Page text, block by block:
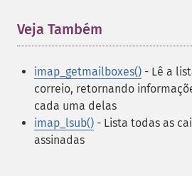
Veja Também
imap_getmailboxes() - Lê a
correio, retornando
cada uma delas
imap_lsub() - Lista todas as
assinadas